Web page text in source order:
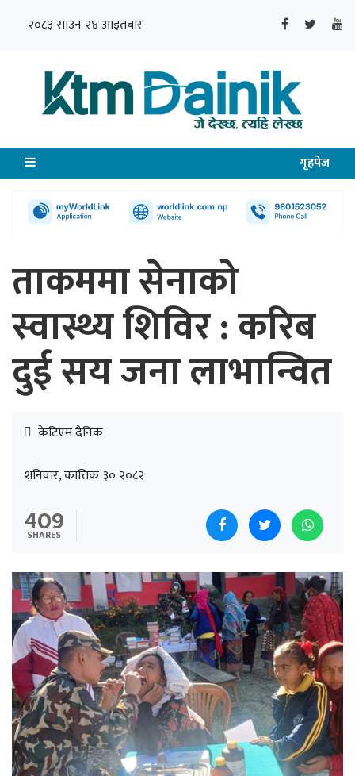
२०८३ साउन २४ आइतबार
गृहपेज
ताकममा सेनाको
स्वास्थ्य शिविर : करिब
दुई सय जना लाभान्वित
केटिएम दैनिक
शनिवार, कात्तिक ३० २०८२
409
SHARES